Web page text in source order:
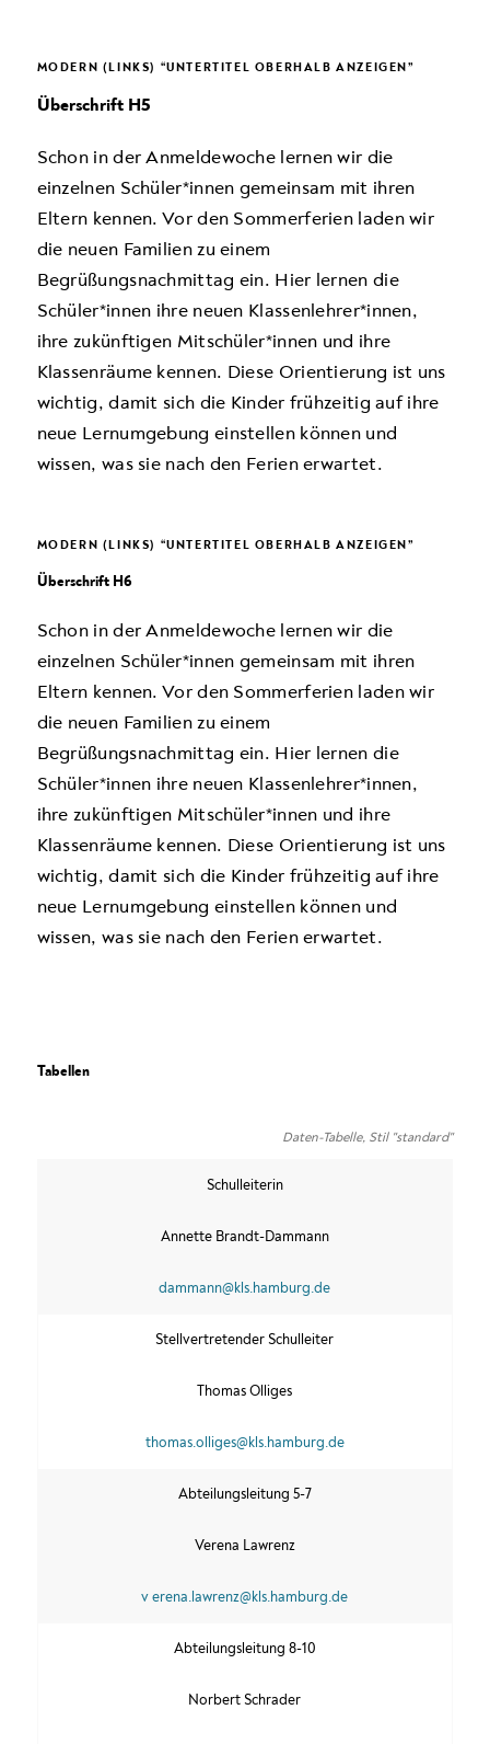
MODERN (LINKS) “UNTERTITEL OBERHALB ANZEIGEN”
Überschrift H5
Schon in der Anmeldewoche lernen wir die
einzelnen Schüler*innen gemeinsam mit ihren
Eltern kennen. Vor den Sommerferien laden wir
die neuen Famili­en zu einem
Begrüßungsnachmittag ein. Hier ler­nen die
Schüler*innen ihre neuen Klassenlehrer*innen,
ihre zukünftigen Mitschüler*innen und ihre
Klassenräume kennen. Diese Orientierung ist uns
wich­tig, damit sich die Kinder frühzeitig auf ihre
neue Lernumgebung einstellen können und
wissen, was sie nach den Ferien erwartet.
MODERN (LINKS) “UNTERTITEL OBERHALB ANZEIGEN”
Überschrift H6
Schon in der Anmeldewoche lernen wir die
einzelnen Schüler*innen gemeinsam mit ihren
Eltern kennen. Vor den Sommerferien laden wir
die neuen Famili­en zu einem
Begrüßungsnachmittag ein. Hier ler­nen die
Schüler*innen ihre neuen Klassenlehrer*innen,
ihre zukünftigen Mitschüler*innen und ihre
Klassenräume kennen. Diese Orientierung ist uns
wich­tig, damit sich die Kinder frühzeitig auf ihre
neue Lernumgebung einstellen können und
wissen, was sie nach den Ferien erwartet.
Tabellen
Daten-Tabelle, Stil "standard"
Schulleiterin
Annette Brandt-Dammann
dammann@kls.hamburg.de
Stellvertretender Schulleiter
Thomas Olliges
thomas.olliges@kls.hamburg.de
Abteilungsleitung 5-7
Verena Lawrenz
v erena.lawrenz@kls.hamburg.de
Abteilungsleitung 8-10
Norbert Schrader